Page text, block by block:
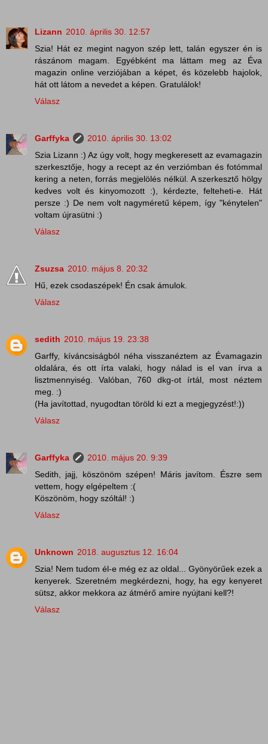
Lizann 2010. április 30. 12:57
Szia! Hát ez megint nagyon szép lett, talán egyszer én is
rászánom magam. Egyébként ma láttam meg az Éva
magazin online verziójában a képet, és közelebb hajolok,
hát ott látom a nevedet a képen. Gratulálok!
Válasz
Garffyka
2010. április 30. 13:02
Szia Lizann :) Az úgy volt, hogy megkeresett az evamagazin
szerkesztője, hogy a recept az én verziómban és fotómmal
kering a neten, forrás megjelölés nélkül. A szerkesztő hölgy
kedves volt és kinyomozott :), kérdezte, felteheti-e. Hát
persze :) De nem volt nagyméretű képem, így "kénytelen"
voltam újrasütni :)
Válasz
Zsuzsa 2010. május 8. 20:32
Hű, ezek csodaszépek! Én csak ámulok.
Válasz
sedith 2010. május 19. 23:38
Garffy, kíváncsiságból néha visszanéztem az Évamagazin
oldalára, és ott írta valaki, hogy nálad is el van írva a
lisztmennyiség. Valóban, 760 dkg-ot írtál, most néztem
meg. :)
(Ha javítottad, nyugodtan töröld ki ezt a megjegyzést!:))
Válasz
Garffyka
2010. május 20. 9:39
Sedith, jajj, köszönöm szépen! Máris javítom. Észre sem
vettem, hogy elgépeltem :(
Köszönöm, hogy szóltál! :)
Válasz
Unknown 2018. augusztus 12. 16:04
Szia! Nem tudom él-e még ez az oldal... Gyönyörűek ezek a
kenyerek. Szeretném megkérdezni, hogy, ha egy kenyeret
sütsz, akkor mekkora az átmérő amire nyújtani kell?!
Válasz